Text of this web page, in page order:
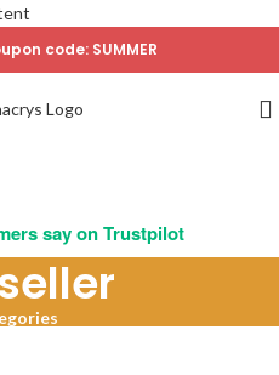
code: SUMMER
say on Trustpilot